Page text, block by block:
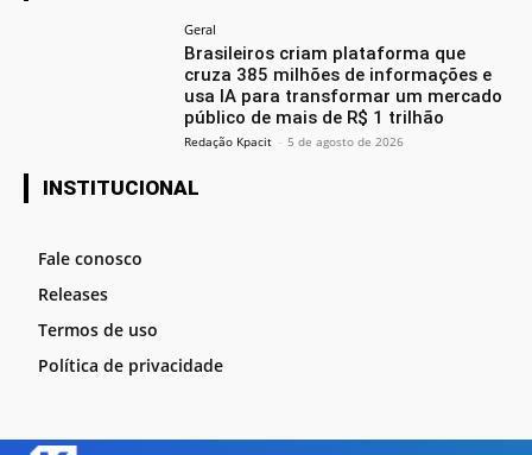
Geral
Brasileiros criam plataforma que
cruza 385 milhões de informações e
usa IA para transformar um mercado
público de mais de R$ 1 trilhão
Redação Kpacit - 5 de agosto de 2026
INSTITUCIONAL
Fale conosco
Releases
Termos de uso
Política de privacidade